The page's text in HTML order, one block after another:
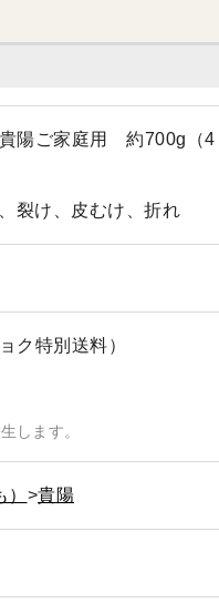
陽ご家庭用 約700g（4
裂け、皮むけ、折れ
ク特別送料）
します。
貴陽